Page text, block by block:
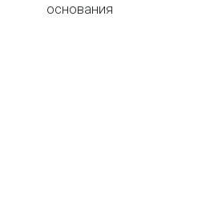
основания